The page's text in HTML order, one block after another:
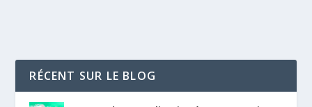
RÉCENT SUR LE BLOG